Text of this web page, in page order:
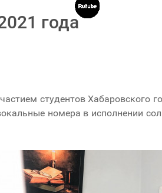
года
студентов Хабаровского
номера в исполнении